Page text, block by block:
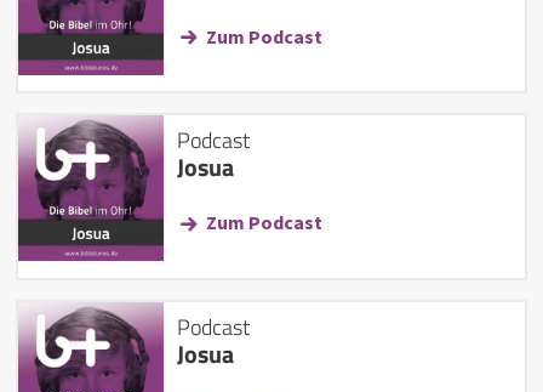
Zum Podcast
Podcast
Josua
Zum Podcast
Podcast
Josua